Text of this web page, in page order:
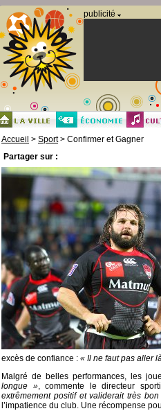
publicité
Accueil > Sport> Confirmer et Gagner
Partager sur :
excès de confiance : « Il ne faut pas aller
Malgré de belles performances, les
longue », commente le directeur
extrêmement positif et validerait très
l’impatience du club. Une récompense